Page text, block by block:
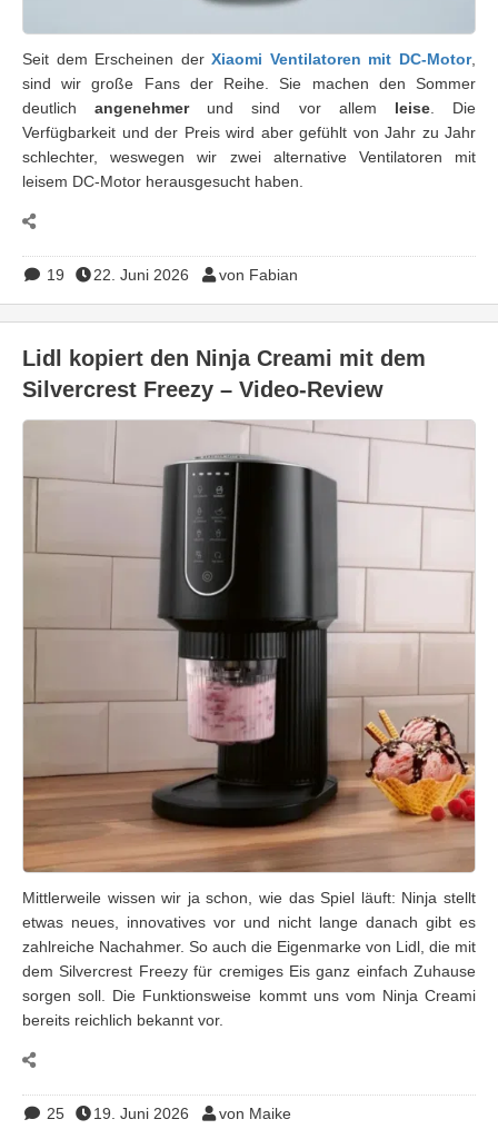
Seit dem Erscheinen derXiaomi Ventilatoren mit DC-Motor,
sind wir große Fans der Reihe. Sie machen den Sommer
deutlichangenehmerund sind vor allem leise. Die
Verfügbarkeit und der Preis wird aber gefühlt von Jahr zu Jahr
schlechter, weswegen wir zwei alternative Ventilatoren mit
leisem DC-Motor herausgesucht haben.
19 22. Juni 2026 von Fabian
Lidl kopiert den Ninja Creami mit dem
Silvercrest Freezy – Video-Review
Mittlerweile wissen wir ja schon, wie das Spiel läuft: Ninja stellt
etwas neues, innovatives vor und nicht lange danach gibt es
zahlreiche Nachahmer. So auch die Eigenmarke von Lidl, die mit
dem Silvercrest Freezy für cremiges Eis ganz einfach Zuhause
sorgen soll. Die Funktionsweise kommt uns vom Ninja Creami
bereits reichlich bekannt vor.
25 19. Juni 2026 von Maike